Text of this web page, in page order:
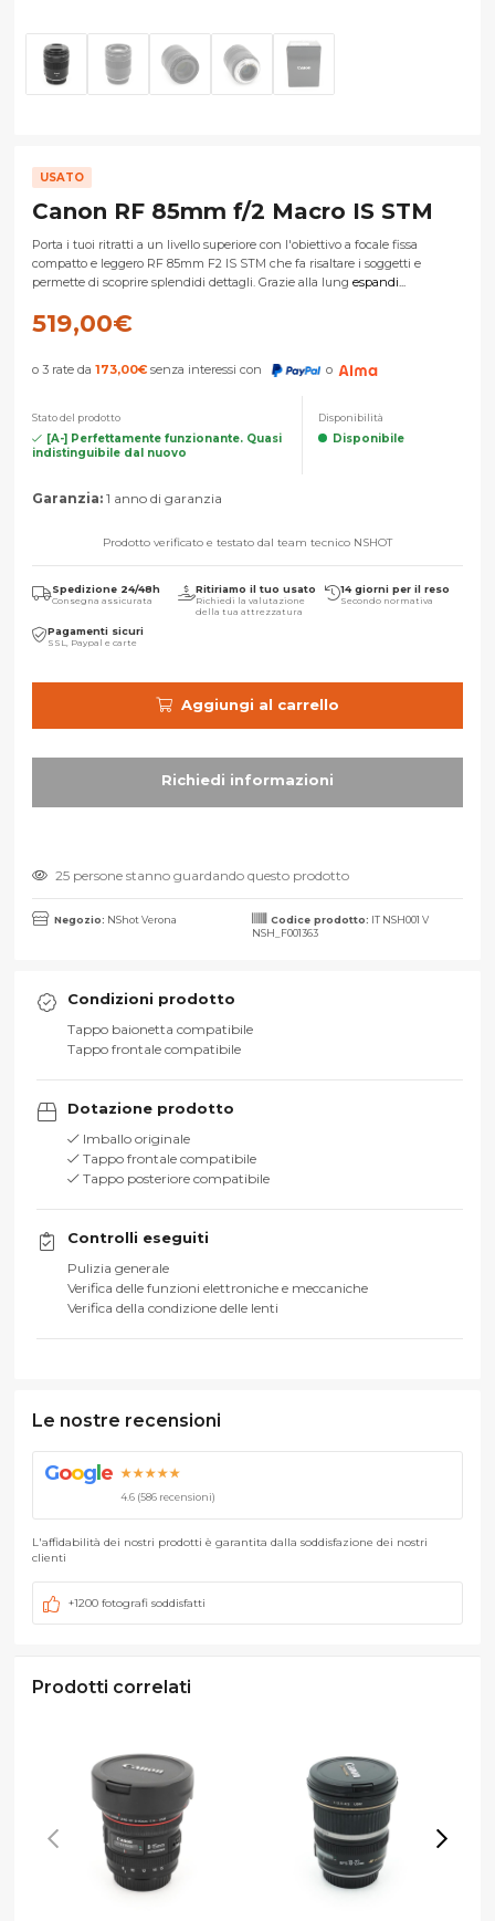
USATO
Canon RF 85mm f/2 Macro IS STM
Porta i tuoi ritratti a un livello superiore con l'obiettivo a focale fissa
compatto e leggero RF 85mm F2 IS STM che fa risaltare i soggetti e
permette di scoprire splendidi dettagli. Grazie alla lung espandi...
519,00€
o 3 rate da 173,00€ senza interessi con o
Stato del prodotto
[A-] Perfettamente funzionante. Quasi
indistinguibile dal nuovo
Disponibilità
Disponibile
Garanzia: 1 anno di garanzia
Prodotto verificato e testato dal team tecnico NSHOT
Spedizione 24/48h
Consegna assicurata
Ritiriamo il tuo usato
Richiedi la valutazione
della tua attrezzatura
14 giorni per il reso
Secondo normativa
Pagamenti sicuri
SSL, Paypal e carte
Aggiungi al carrello
25 persone stanno guardando questo prodotto
Negozio: NShot Verona Codice prodotto: IT NSH001 V
NSH_F001363
Condizioni prodotto
Tappo baionetta compatibile
Tappo frontale compatibile
Dotazione prodotto
Imballo originale
Tappo frontale compatibile
Tappo posteriore compatibile
Controlli eseguiti
Pulizia generale
Verifica delle funzioni elettroniche e meccaniche
Verifica della condizione delle lenti
Le nostre recensioni
Goog e ★★★★★
4.6 (586 recensioni)
L'affidabilità dei nostri prodotti è garantita dalla soddisfazione dei nostri
clienti
+1200 fotografi soddisfatti
Prodotti correlati